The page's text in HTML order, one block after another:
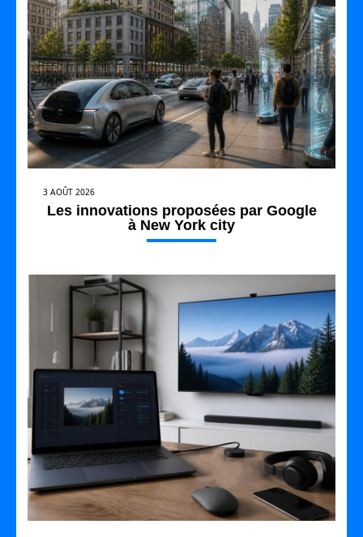
3 AOÛT 2026
Les innovations proposées par Google
à New York city